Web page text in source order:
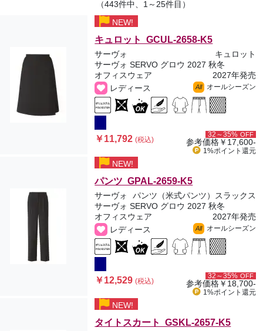
（443件中、1～25件目）
NEW!
キュロット GCUL-2658-K5
サーヴォ
キュロット
サーヴォ SERVO グロウ 2027 秋冬
オフィスウェア
2027年発売
レディース
All オールシーズン
￥11,792(税込)
32～35% OFF
参考価格￥17,600-
1%ポイント 還元
NEW!
パンツ GPAL-2659-K5
サーヴォ
パンツ（米式パンツ）スラックス
サーヴォ SERVO グロウ 2027 秋冬
オフィスウェア
2027年発売
レディース
All オールシーズン
￥12,529(税込)
32～35% OFF
参考価格￥18,700-
1%ポイント 還元
NEW!
タイトスカート GSKL-2657-K5